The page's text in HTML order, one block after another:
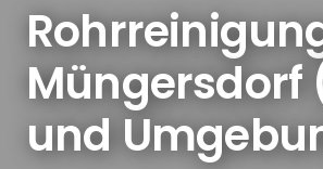
Müngersdorf
und